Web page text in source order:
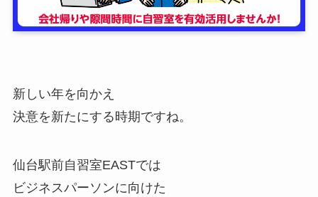
新しい年を向かえ
決意を新たにする時期ですね。
仙台駅前自習室EASTでは
ビジネスパーソンに向けた